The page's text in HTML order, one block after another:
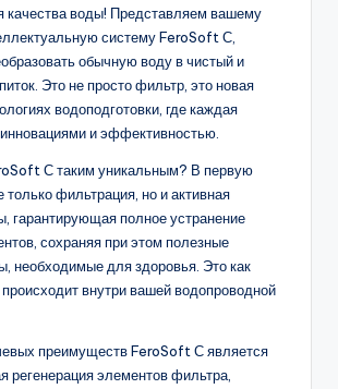
качества воды! Представляем вашему
систему FeroSoft С,
обычную воду в чистый и
Это не просто фильтр, это новая
водоподготовки, где каждая
и эффективностью.
С таким уникальным? В первую
только фильтрация, но и активная
гарантирующая полное устранение
сохраняя при этом полезные
необходимые для здоровья. Это как
происходит внутри вашей водопроводной
преимуществ FeroSoft С является
регенерация элементов фильтра,